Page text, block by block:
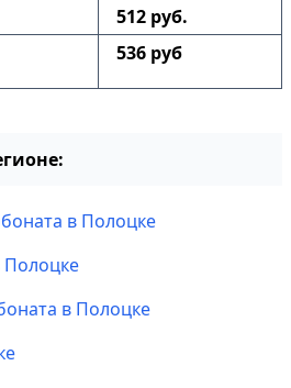
512 руб.
536 руб
в Полоцке
в Полоцке